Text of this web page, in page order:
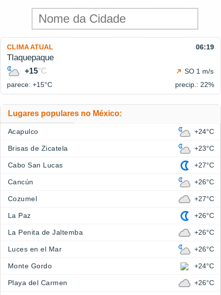
CLIMA ATUAL 06:19
Tlaquepaque
+15°C
SO 1 m/s
parece: +15°C precip.: 22%
Lugares populares no México:
Acapulco +24°C
Brisas de Zicatela +23°C
Cabo San Lucas +27°C
Cancún +26°C
Cozumel +27°C
La Paz +26°C
La Penita de Jaltemba +26°C
Luces en el Mar +26°C
Monte Gordo +24°C
Playa del Carmen +26°C